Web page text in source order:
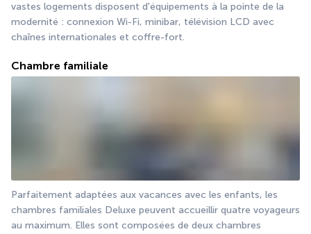
vastes logements disposent d'équipements à la pointe de la
modernité : connexion Wi-Fi, minibar, télévision LCD avec
chaînes internationales et coffre-fort.
Chambre familiale
Parfaitement adaptées aux vacances avec les enfants, les
chambres familiales Deluxe peuvent accueillir quatre voyageurs
au maximum. Elles sont composées de deux chambres